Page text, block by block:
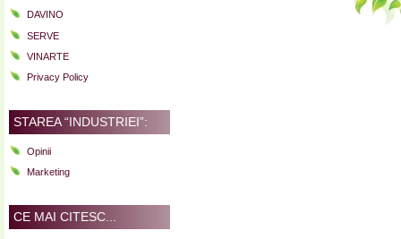
DAVINO
SERVE
VINARTE
Privacy Policy
STAREA “INDUSTRIEI”:
Opinii
Marketing
CE MAI CITESC...